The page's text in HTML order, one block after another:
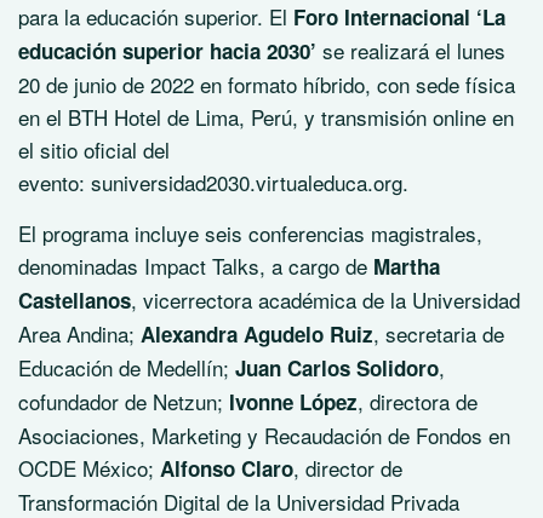
para la educación superior. El Foro Internacional ‘La
educación superior hacia 2030’ se realizará el lunes
20 de junio de 2022 en formato híbrido, con sede física
en el BTH Hotel de Lima, Perú, y transmisión online en
el sitio oficial del
evento: suniversidad2030.virtualeduca.org.
El programa incluye seis conferencias magistrales,
denominadas Impact Talks, a cargo de Martha
Castellanos, vicerrectora académica de la Universidad
Area Andina; Alexandra Agudelo Ruiz, secretaria de
Educación de Medellín; Juan Carlos Solidoro,
cofundador de Netzun; Ivonne López, directora de
Asociaciones, Marketing y Recaudación de Fondos en
OCDE México; Alfonso Claro, director de
Transformación Digital de la Universidad Privada